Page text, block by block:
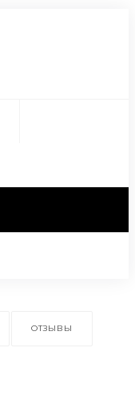
ОТЗЫВЫ